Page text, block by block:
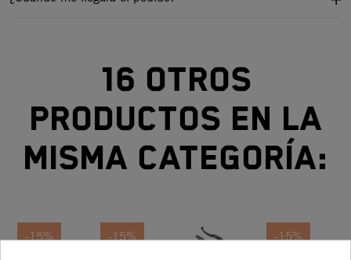
16 otros
productos en la
misma categoría:
-15% -15% -15%